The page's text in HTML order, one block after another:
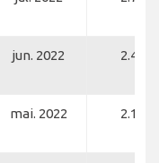
jun. 2022
mai. 2022